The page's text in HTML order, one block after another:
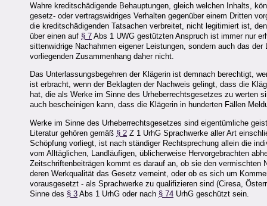
Wahre kreditschädigende Behauptungen, gleich welchen Inhalts,
gesetz- oder vertragswidriges Verhalten gegenüber einem Dritten
die kreditschädigenden Tatsachen verbreitet, nicht legitimiert ist,
über einen auf § 7 Abs 1 UWG gestützten Anspruch ist immer nur
sittenwidrige Nachahmen eigener Leistungen, sondern auch das
vorliegenden Zusammenhang daher nicht.
Das Unterlassungsbegehren der Klägerin ist demnach berechtigt,
ist erbracht, wenn der Beklagten der Nachweis gelingt, dass die
hat, die als Werke im Sinne des Urheberrechtsgesetzes zu werten
auch bescheinigen kann, dass die Klägerin in hunderten Fällen
Werke im Sinne des Urheberrechtsgesetzes sind eigentümliche
Literatur gehören gemäß § 2 Z 1 UrhG Sprachwerke aller Art
Schöpfung vorliegt, ist nach ständiger Rechtsprechung allein die
vom Alltäglichen, Landläufigen, üblicherweise Hervorgebrachten
Zeitschriftenbeiträgen kommt es darauf an, ob sie den vermischten
deren Werkqualität das Gesetz verneint, oder ob es sich um
vorausgesetzt - als Sprachwerke zu qualifizieren sind (Ciresa,
Sinne des § 3 Abs 1 UrhG oder nach § 74 UrhG geschützt sein.